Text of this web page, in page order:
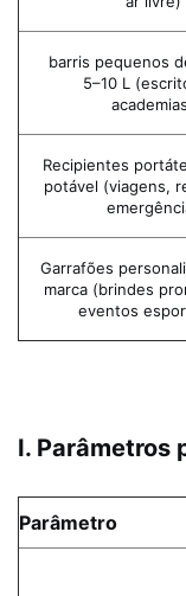
barris pequenos
5–10 L
Recipientes
potável (viagens,
Garrafões
marca (brindes
eventos
I. Parâmetros
Parâmetro